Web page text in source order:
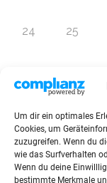
Um dir ein optimales
Cookies, um
zuzugreifen. Wenn du
wie das Surfverhalten
Wenn du deine
bestimmte Merkmale
24 25
Zur Eventübersicht